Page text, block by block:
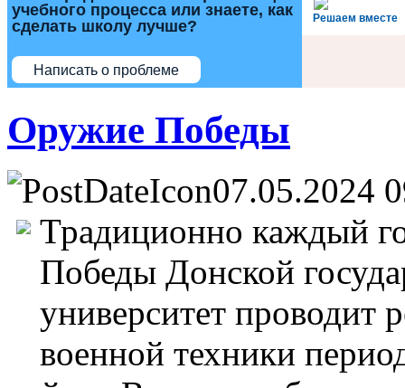
Решаем вместе
учебного процесса или знаете, как
сделать школу лучше?
Написать о проблеме
Оружие Победы
07.05.2024
Традиционно каждый
Победы Донской
университет проводит
военной техники